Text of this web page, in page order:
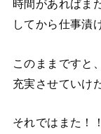
時間があればま
してから仕事漬
このままですと
充実させていけ
それではまた！！